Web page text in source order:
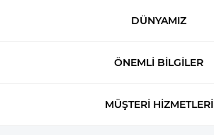
DÜNYAMIZ
ÖNEMLİ BİLGİLER
MÜŞTERİ HİZMETLERİ